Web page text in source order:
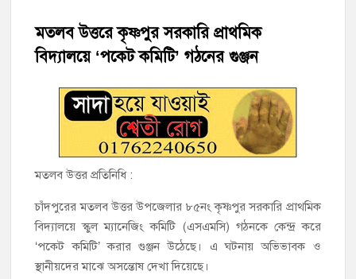
হাজীগঞ্জ পৌরসভার মেয়র প্রার্থী অ্যাড. টিটু টোরাগড় পূর্বপাড়া জামে
হাজীগঞ্জে শিক্ষার্থীদের লেখাপড়ার মানোন্নয়নে ও উপস্থিতি নিশ্চিতকরণে
হাজীগঞ্জে অস্বাস্থ্যকর পরিবেশে খাবার প্রস্তুত: ২ হোটেলকে ৪৫ হাজার
হাজীগঞ্জে ৬ বছরের শিশুকে ধর্ষণের অভিযোগে কেয়ারটেকার আটক
হাজীগঞ্জের রাজারগাঁও উবিতে জুলাই গণঅভ্যুত্থান দিবস পালন
মতলব উত্তরে কৃষ্ণপুর সরকারি প্রাথমিক
বিদ্যালয়ে ‘পকেট কমিটি’ গঠনের গুঞ্জন
মতলব উত্তর প্রতিনিধি :
চাঁদপুরের মতলব উত্তর উপজেলার ৮৫নং কৃষ্ণপুর সরকারি প্রাথমিক
বিদ্যালয়ে স্কুল ম্যানেজিং কমিটি (এসএমসি) গঠনকে কেন্দ্র করে
‘পকেট কমিটি’ করার গুঞ্জন উঠেছে। এ ঘটনায় অভিভাবক ও
স্থানীয়দের মাঝে অসন্তোষ দেখা দিয়েছে।